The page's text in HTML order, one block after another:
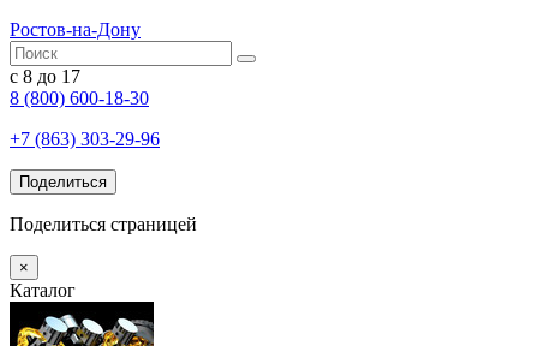
Ростов-на-Дону
с 8 до 17
8 (800) 600-18-30
+7 (863) 303-29-96
Поделиться
Поделиться страницей
×
Каталог